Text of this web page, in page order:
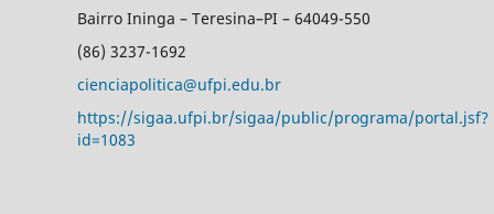
Bairro Ininga – Teresina–PI – 64049-550
(86) 3237-1692
cienciapolitica@ufpi.edu.br
https://sigaa.ufpi.br/sigaa/public/programa/portal.jsf?
id=1083